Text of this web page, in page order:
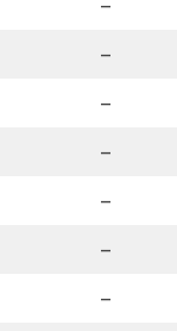
–
–
–
–
–
–
–